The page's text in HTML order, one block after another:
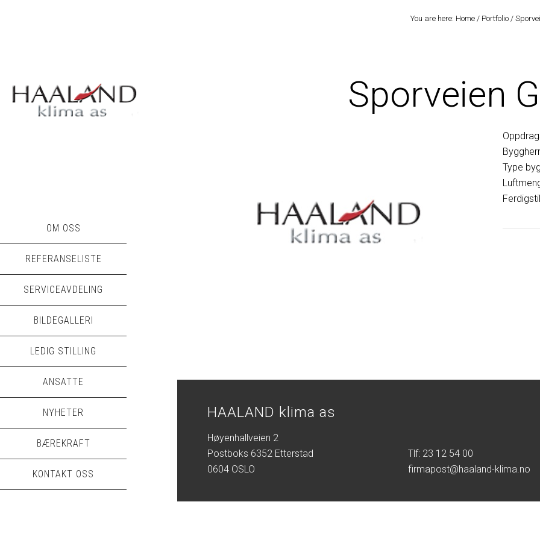
OM OSS
REFERANSELISTE
SERVICEAVDELING
BILDEGALLERI
LEDIG STILLING
ANSATTE
NYHETER
BÆREKRAFT
KONTAKT OSS
You are here: Home / Portfolio /
Sporveien
Type
HAALAND klima as
Høyenhallveien 2
Postboks 6352 Etterstad
0604 OSLO
Tlf: 23 12 54 00
firmapost@haaland-klima.no